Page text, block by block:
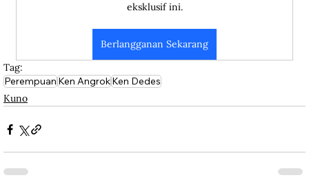
eksklusif ini.
Berlangganan Sekarang
Tag:
PerempuanKen AngrokKen Dedes
Kuno